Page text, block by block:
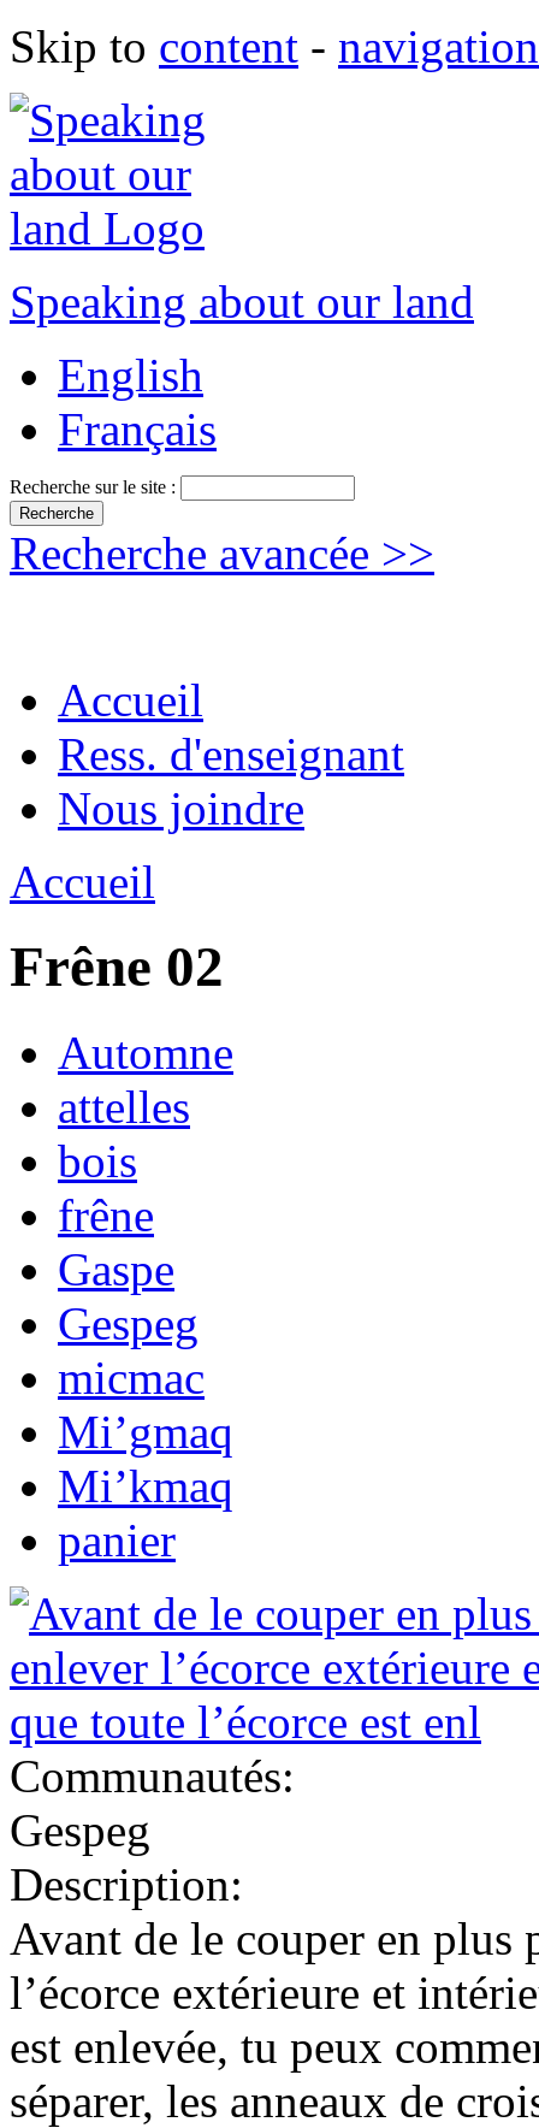
Skip to content - navigation
Speaking about our land
English
Français
Recherche sur le site :
Recherche avancée >>
Accueil
Ress. d'enseignant
Nous joindre
Accueil
Frêne 02
Automne
attelles
bois
frêne
Gaspe
Gespeg
micmac
Mi’gmaq
Mi’kmaq
panier
Communautés:
Gespeg
Description:
Avant de le couper en plus
l’écorce extérieure et
est enlevée, tu peux
séparer, les anneaux de